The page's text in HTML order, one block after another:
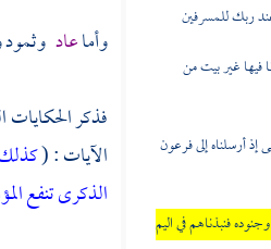
ربك للمسرفين
فيها غير بيت من
إذ أرسلناه إلى فرعون
فنبذناهم في اليم
وأماعاد وثمود
فذكر الحكايات
الآيات : (
الذكرى تنفع